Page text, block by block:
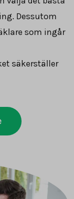
Dessutom
som ingår
säkerställer